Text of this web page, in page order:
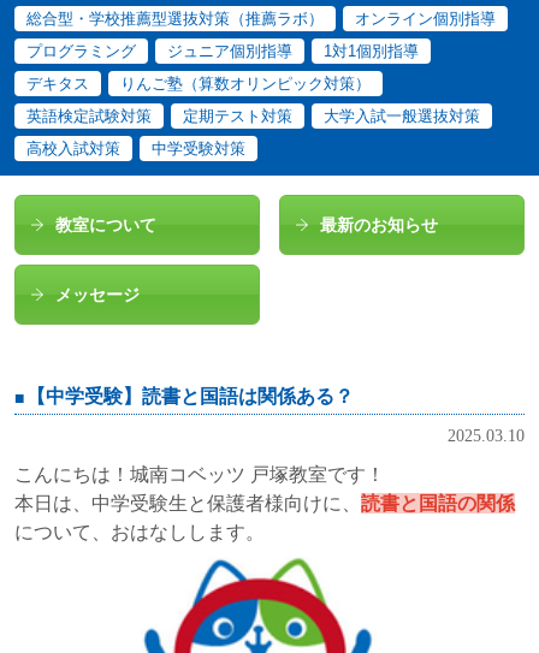
総合型・学校推薦型選抜対策（推薦ラボ）
オンライン個別指導
プログラミング
ジュニア個別指導
1対1個別指導
デキタス
りんご塾（算数オリンピック対策）
英語検定試験対策
定期テスト対策
大学入試一般選抜対策
高校入試対策
中学受験対策
教室について 最新のお知らせ
メッセージ
【中学受験】読書と国語は関係ある？
2025.03.10
こんにちは！城南コベッツ 戸塚教室です！
本日は、中学受験生と保護者様向けに、 読書と国語の関係
について、おはなしします。